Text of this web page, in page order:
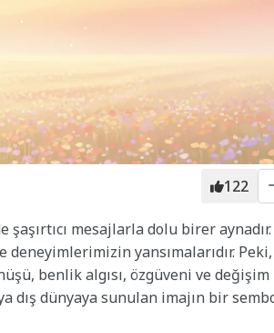
122
mesajlarla dolu birer aynadır.
deneyimlerimizin yansımalarıdır. Peki,
benlik algısı, özgüveni ve değişim
dış dünyaya sunulan imajın bir